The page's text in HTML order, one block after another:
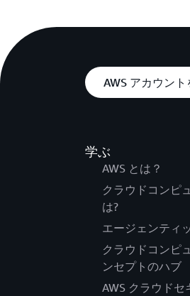
AWS アカウン
学ぶ
AWS とは？
クラウドコンピ
は?
エージェンティ
クラウドコンピ
ンセプトのハブ
AWS クラウドセ